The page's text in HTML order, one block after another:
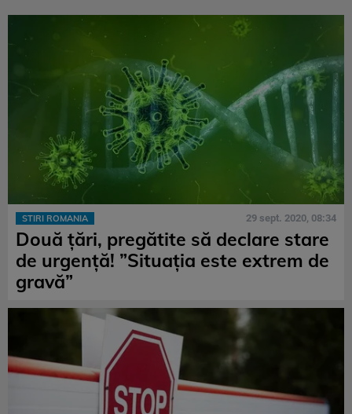
STIRI ROMANIA 29 sept. 2020, 08:34
Două țări, pregătite să declare stare
de urgență! ”Situația este extrem de
gravă”